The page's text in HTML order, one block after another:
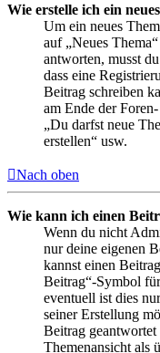
Wie erstelle ich ein
Um ein neues
auf „Neues
antworten, musst
dass eine
Beitrag schreiben
am Ende der
„Du darfst neue
erstellen“ usw.
Nach oben
Wie kann ich einen
Wenn du nicht
nur deine eigenen
kannst einen
Beitrag“-Symbol
eventuell ist dies
seiner Erstellung
Beitrag
Themenansicht als